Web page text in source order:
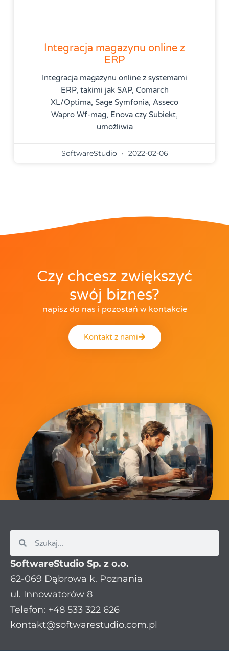
Integracja magazynu online z
ERP
Integracja magazynu online z systemami
ERP, takimi jak SAP, Comarch
XL/Optima, Sage Symfonia, Asseco
Wapro Wf-mag, Enova czy Subiekt,
umożliwia
SoftwareStudio 2022-02-06
Czy chcesz zwiększyć
swój biznes?
napisz do nas i pozostań w kontakcie
Kontakt z nami
SoftwareStudio Sp. z o.o.
62-069 Dąbrowa k. Poznania
ul. Innowatorów 8
Telefon: +48 533 322 626
kontakt@softwarestudio.com.pl